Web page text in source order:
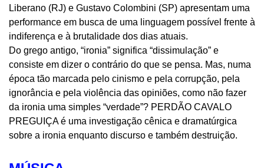
Liberano (RJ) e Gustavo Colombini (SP) apresentam uma
performance em busca de uma linguagem possível frente à
indiferença e à brutalidade dos dias atuais.
Do grego antigo, “ironia” significa “dissimulação” e
consiste em dizer o contrário do que se pensa. Mas, numa
época tão marcada pelo cinismo e pela corrupção, pela
ignorância e pela violência das opiniões, como não fazer
da ironia uma simples “verdade”? PERDÃO CAVALO
PREGUIÇA é uma investigação cênica e dramatúrgica
sobre a ironia enquanto discurso e também destruição.